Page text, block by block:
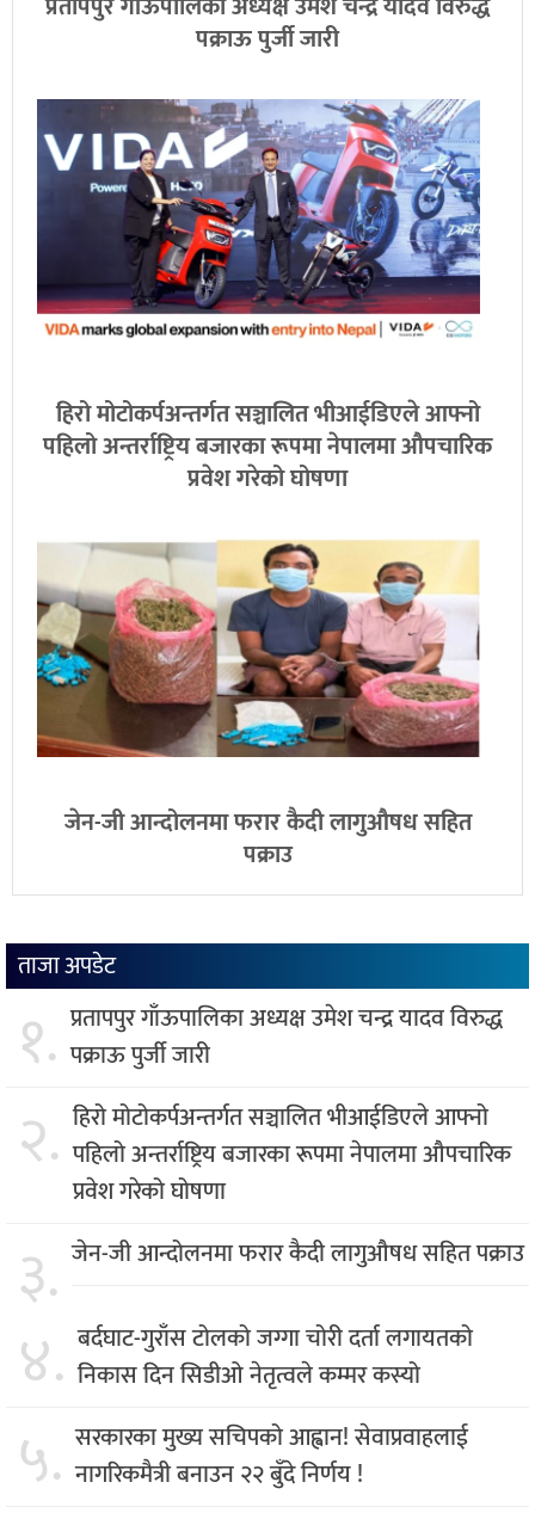
पक्राऊ पुर्जी जारी
हिरो मोटोकर्पअन्तर्गत सञ्चालित भीआईडिएले आफ्नो
पहिलो अन्तर्राष्ट्रिय बजारका रूपमा नेपालमा औपचारिक
प्रवेश गरेको घोषणा
जेन-जी आन्दोलनमा फरार कैदी लागुऔषध सहित
पक्राउ
ताजा अपडेट
१. प्रतापपुर गाँऊपालिका अध्यक्ष उमेश चन्द्र यादव विरुद्ध
पक्राऊ पुर्जी जारी
२. हिरो मोटोकर्पअन्तर्गत सञ्चालित भीआईडिएले आफ्नो
पहिलो अन्तर्राष्ट्रिय बजारका रूपमा नेपालमा औपचारिक
प्रवेश गरेको घोषणा
३. जेन-जी आन्दोलनमा फरार कैदी लागुऔषध सहित पक्राउ
४. बर्दघाट-गुराँस टोलको जग्गा चोरी दर्ता लगायतको
निकास दिन सिडीओ नेतृत्वले कम्मर कस्यो
५. सरकारका मुख्य सचिपको आह्वान! सेवाप्रवाहलाई
नागरिकमैत्री बनाउन २२ बुँदे निर्णय !